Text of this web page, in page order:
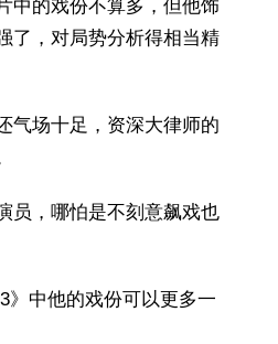
中的戏份不算多，但他饰
了，对局势分析得相当精
气场十足，资深大律师的
员，哪怕是不刻意飙戏也
》中他的戏份可以更多一